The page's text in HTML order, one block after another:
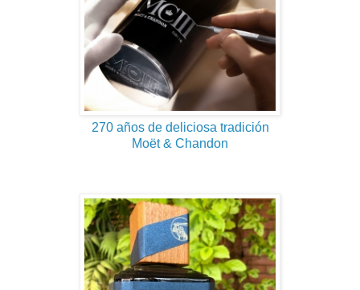
270 años de deliciosa tradición
Moët & Chandon